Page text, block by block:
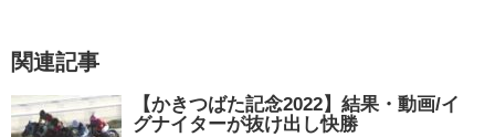
関連記事
【かきつばた記念2022】結果・動画/イ
グナイターが抜け出し快勝